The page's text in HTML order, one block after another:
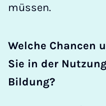
müssen.
Welche Chancen
Sie in der
Bildung?